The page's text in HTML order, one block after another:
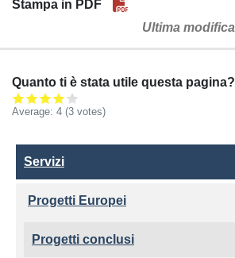
Stampa in PDF
Ultima modifica
Quanto ti è stata utile questa pagina?
Average: 4 (3 votes)
Servizi
Servizi
Progetti Europei
Progetti conclusi